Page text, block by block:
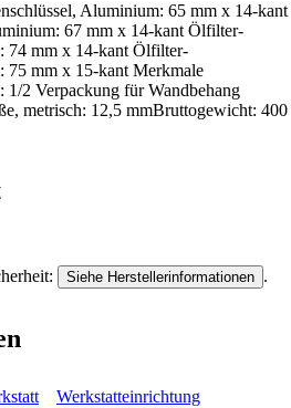
Aluminium: 65 mm x 14-kant
67 mm x 14-kant Ölfilter-
74 mm x 14-kant Ölfilter-
75 mm x 15-kant Merkmale
2 Verpackung für Wandbehang
metrisch: 12,5 mmBruttogewicht: 400
Siehe Herstellerinformationen .
Werkstatteinrichtung